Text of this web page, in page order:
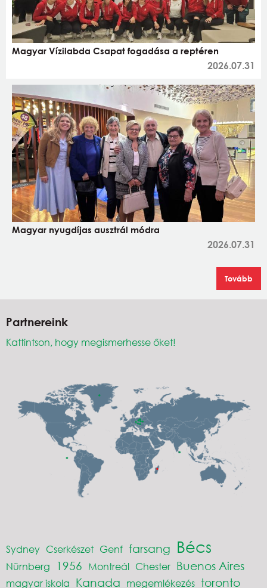
Magyar Vízilabda Csapat fogadása a reptéren
2026.07.31
Magyar nyugdíjas ausztrál módra
2026.07.31
Tovább
Partnereink
Kattintson, hogy megismerhesse őket!
Sydney Cserkészet Genf farsang Bécs
Nürnberg 1956 Montreál Chester Buenos Aires
magyar iskola Kanada megemlékezés toronto